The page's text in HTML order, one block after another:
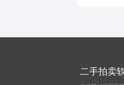
二手拍卖